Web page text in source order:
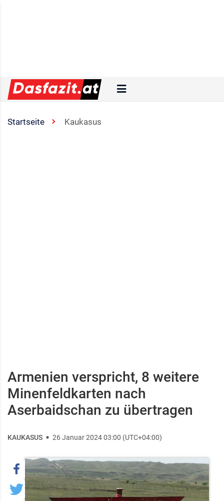
Startseite Kaukasus
Armenien verspricht, 8 weitere
Minenfeldkarten nach
Aserbaidschan zu übertragen
KAUKASUS 26 Januar 2024 03:00 (UTC+04:00)